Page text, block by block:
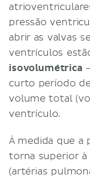
pressão
abrir as valvas
ventrículos
isovolumétrica
curto período
volume total
ventrículo.
À medida que a
torna superior à
(artérias